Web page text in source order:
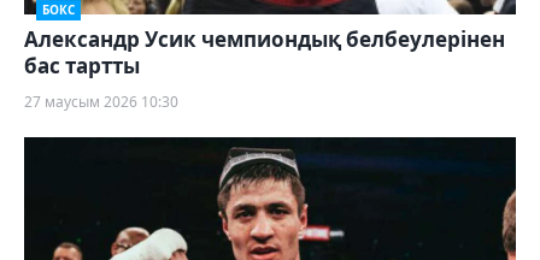
БОКС
Александр Усик чемпиондық белбеулерінен
бас тартты
27 маусым 2026 10:30